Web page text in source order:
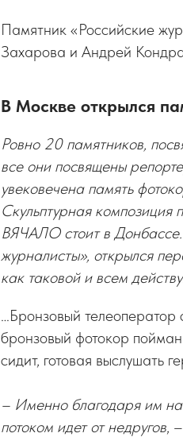
Памятник «Российские
Захарова и Андрей
В Москве открылся
Ровно 20 памятников,
все они посвящены
увековечена память
Скульптурная
ВЯЧАЛО стоит в
журналисты», открылся
как таковой и всем
…Бронзовый
бронзовый фотокор
сидит, готовая выслушать
– Именно благодаря им
потоком идет от недругов,